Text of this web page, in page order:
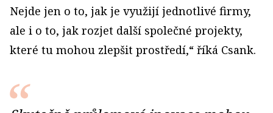
Nejde jen o to, jak je využijí jednotlivé firmy,
ale i o to, jak rozjet další společné projekty,
které tu mohou zlepšit prostředí,“ říká Csank.